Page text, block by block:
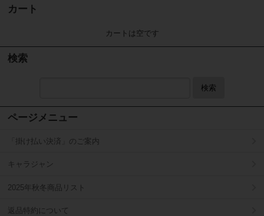
カート
カートは空です
検索
検索
ページメニュー
「掛け払い決済」のご案内
キャラジャン
2025年秋冬商品リスト
返品特約について